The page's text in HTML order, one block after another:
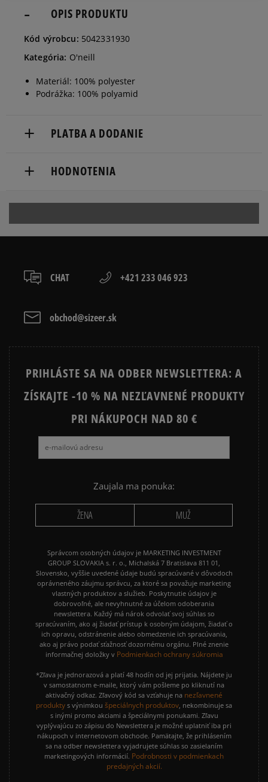
OPIS PRODUKTU
Kód výrobcu: 5042331930
Kategória: O'neill
Materiál: 100% polyester
Podrážka: 100% polyamid
PLATBA A DODANIE
Dostupné spôsoby doručenia:
kuriér,
packeta (zásielkovňa - kamenná pobočka, výdejné
osobné prevzatie v predajni.
Dostupné spôsoby platby:
kartou,
HODNOTENIA
CHAT +421 233 046 923
obchod@sizeer.sk
PRIHLÁSTE SA NA ODBER NEWSLETTERA: A
ZÍSKAJTE -10 % NA NEZĽAVNENÉ PRODUKTY
PRI NÁKUPOCH NAD 80 €
Zaujala ma ponuka:
ŽENA MUŽ
Správcom osobných údajov je MARKETING INVESTMENT
GROUP SLOVAKIA s. r. o., Michalská 7 Bratislava 811 01,
Slovensko, vyššie uvedené údaje budú spracúvané v dôvodoch
oprávneného záujmu správcu, za ktoré sa považuje marketing
vlastných produktov a služieb. Poskytnutie údajov je
dobrovoľné, ale nevyhnutné za účelom odoberania
newslettera. Každý má nárok odvolať svoj súhlas so
spracúvaním, ako aj žiadať prístup k osobným údajom, žiadať o
ich opravu, odstránenie alebo obmedzenie ich spracúvania,
ako aj právo podať sťažnosť dozornému orgánu. Plné znenie
informačnej doložky v Podmienkach ochrany súkromia
*Zľava je jednorazová a platí 48 hodín od jej prijatia. Nájdete ju
v samostatnom e-maile, ktorý vám pošleme po kliknutí na
aktivačný odkaz. Zľavový kód sa vzťahuje na nezľavnené
produkty s výnimkou špeciálnych produktov, nekombinuje sa
s inými promo akciami a špeciálnymi ponukami. Zľavu
vyplývajúcu zo zápisu do Newslettera je možné uplatniť iba pri
nákupoch v internetovom obchode. Pamätajte, že prihlásením
sa na odber newslettera vyjadrujete súhlas so zasielaním
marketingových informácií. Podrobnosti v podmienkach
predajných akcií.